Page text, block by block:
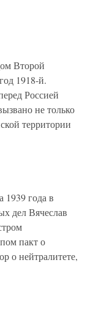
Второй
1918-й.
Россией
не только
территории
1939 года в
дел Вячеслав
пакт о
о нейтралитете,